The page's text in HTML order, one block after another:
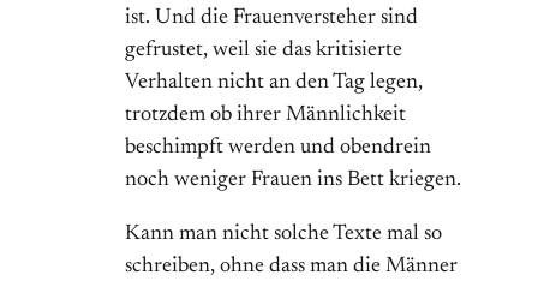
ist. Und die Frauenversteher sind
gefrustet, weil sie das kritisierte
Verhalten nicht an den Tag legen,
trotzdem ob ihrer Männlichkeit
beschimpft werden und obendrein
noch weniger Frauen ins Bett kriegen.
Kann man nicht solche Texte mal so
schreiben, ohne dass man die Männer